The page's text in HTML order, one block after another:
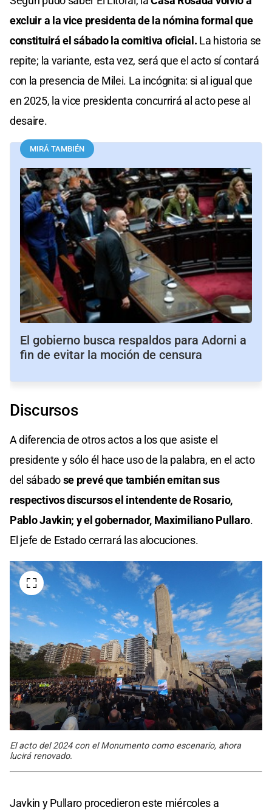
excluir a la vice presidenta de la nómina formal que
constituirá el sábado la comitiva oficial. La historia se
repite; la variante, esta vez, será que el acto sí contará
con la presencia de Milei. La incógnita: si al igual que
en 2025, la vice presidenta concurrirá al acto pese al
desaire.
MIRÁ TAMBIÉN
El gobierno busca respaldos para Adorni a
fin de evitar la moción de censura
Discursos
A diferencia de otros actos a los que asiste el
presidente y sólo él hace uso de la palabra, en el acto
del sábadose prevé que también emitan sus
respectivos discursos el intendente de Rosario,
Pablo Javkin; y el gobernador, Maximiliano Pullaro.
El jefe de Estado cerrará las alocuciones.
El acto del 2024 con el Monumento como escenario, ahora
lucirá renovado.
Javkin y Pullaro procedieron este miércoles a